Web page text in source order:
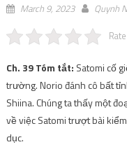
March 9, 2023 Quynh
Ch. 39 Tóm tắt: Satomi cố
trường. Norio đánh cô bất
Shiina. Chúng ta thấy một
về việc Satomi trượt bài
dục.